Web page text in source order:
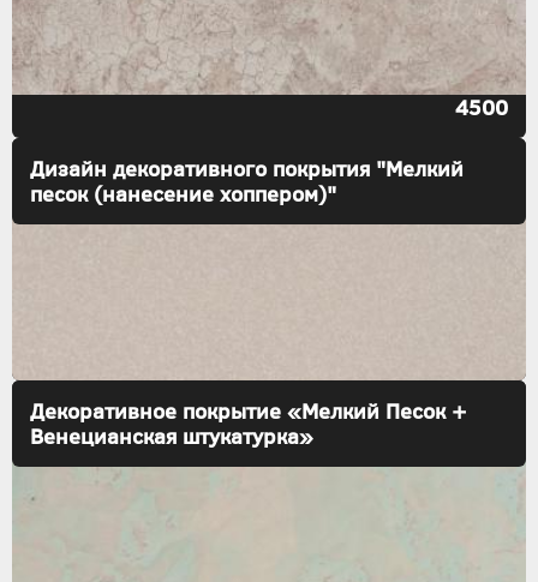
4500
Дизайн декоративного покрытия "Мелкий
песок (нанесение хоппером)"
Декоративное покрытие «Мелкий Песок +
Венецианская штукатурка»